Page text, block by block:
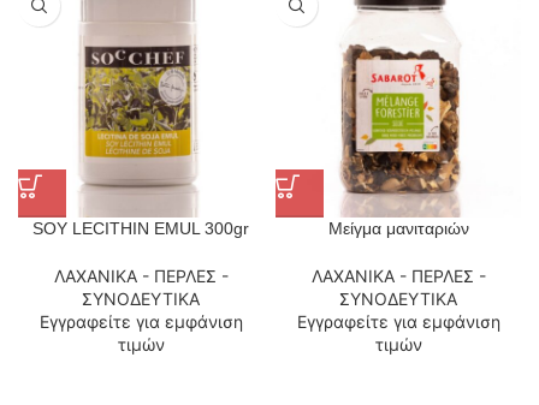
SOY LECITHIN EMUL 300gr
ΛΑΧΑΝΙΚΑ - ΠΕΡΛΕΣ -
ΣΥΝΟΔΕΥΤΙΚΑ
Εγγραφείτε για εμφάνιση
τιμών
Μείγμα μανιταριών
ΛΑΧΑΝΙΚΑ - ΠΕΡΛΕΣ -
ΣΥΝΟΔΕΥΤΙΚΑ
Εγγραφείτε για εμφάνιση
τιμών